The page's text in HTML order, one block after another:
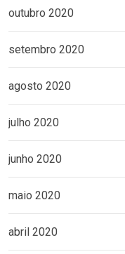
outubro 2020
setembro 2020
agosto 2020
julho 2020
junho 2020
maio 2020
abril 2020